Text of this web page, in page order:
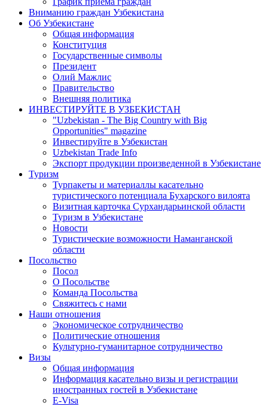
Вниманию граждан Узбекистана
Об Узбекистане
Общая информация
Конституция
Государственные символы
Президент
Олий Мажлис
Правительство
Внешняя политика
ИНВЕСТИРУЙТЕ В УЗБЕКИСТАН
"Uzbekistan - The Big Country with Big
Opportunities" magazine
Инвестируйте в Узбекистан
Uzbekistan Trade Info
Экспорт продукции произведенной в Узбекистане
Туризм
Турпакеты и материаллы касательно
туристического потенциала Бухарского вилоята
Визитная карточка Сурхандарьинской области
Туризм в Узбекистане
Новости
Туристические возможности Наманганской
области
Посольство
Посол
О Посольстве
Команда Посольства
Свяжитесь с нами
Наши отношения
Экономическое сотрудничество
Политические отношения
Культурно-гуманитарное сотрудничество
Визы
Общая информация
Информация касательно визы и регистрации
иностранных гостей в Узбекистане
E-Visa